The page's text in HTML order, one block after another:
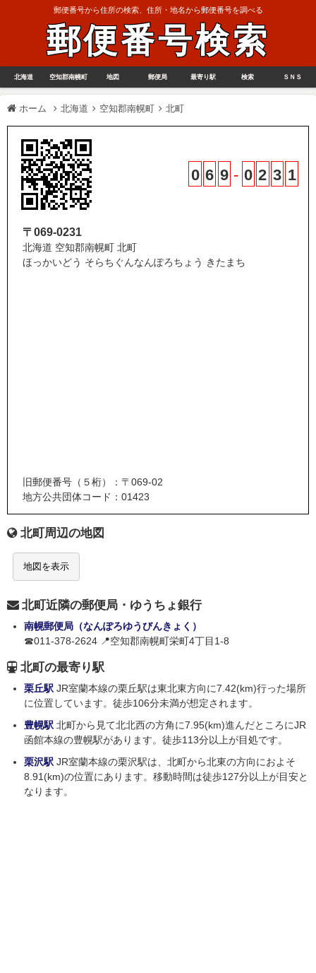
郵便番号から住所の検索、住所・地名から郵便番号を調べる
郵便番号検索
北海道 空知郡南幌町 地図 郵便局 最寄り駅 検索 ＳＮＳ
ホーム 北海道 空知郡南幌町 北町
0 6 9 - 0 2 3 1
〒069-0231
北海道 空知郡南幌町 北町
ほっかいどう そらちぐんなんぽろちょう きたまち
旧郵便番号（５桁）：〒069-02
地方公共団体コード：01423
北町周辺の地図
地図を表示
北町近隣の郵便局・ゆうちょ銀行
南幌郵便局（なんぽろゆうびんきょく）
☎011-378-2624 📍空知郡南幌町栄町4丁目1-8
北町の最寄り駅
栗丘駅 JR室蘭本線の栗丘駅は東北東方向に7.42(km)行った場所
に位置しています。徒歩106分未満が想定されます。
豊幌駅 北町から見て北北西の方角に7.95(km)進んだところにJR
函館本線の豊幌駅があります。徒歩113分以上が目処です。
栗沢駅 JR室蘭本線の栗沢駅は、北町から北東の方向におよそ
8.91(km)の位置にあります。移動時間は徒歩127分以上が目安と
なります。